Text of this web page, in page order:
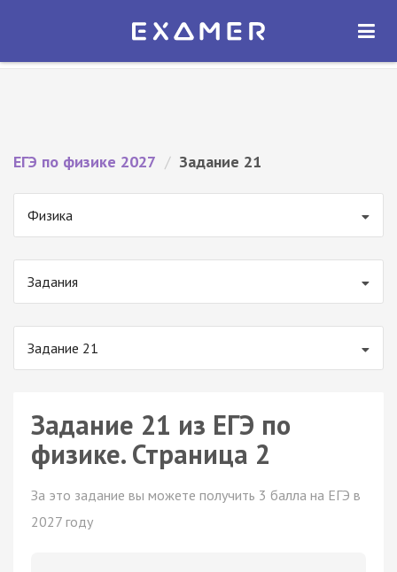
Экзамер — ЕГЭ 2027
ОТКРЫТЬ
ЕГЭ по физике 2027 / Задание 21
Физика
Задания
Задание 21
Задание 21 из ЕГЭ по
физике. Страница 2
За это задание вы можете получить 3 балла на ЕГЭ в
2027 году